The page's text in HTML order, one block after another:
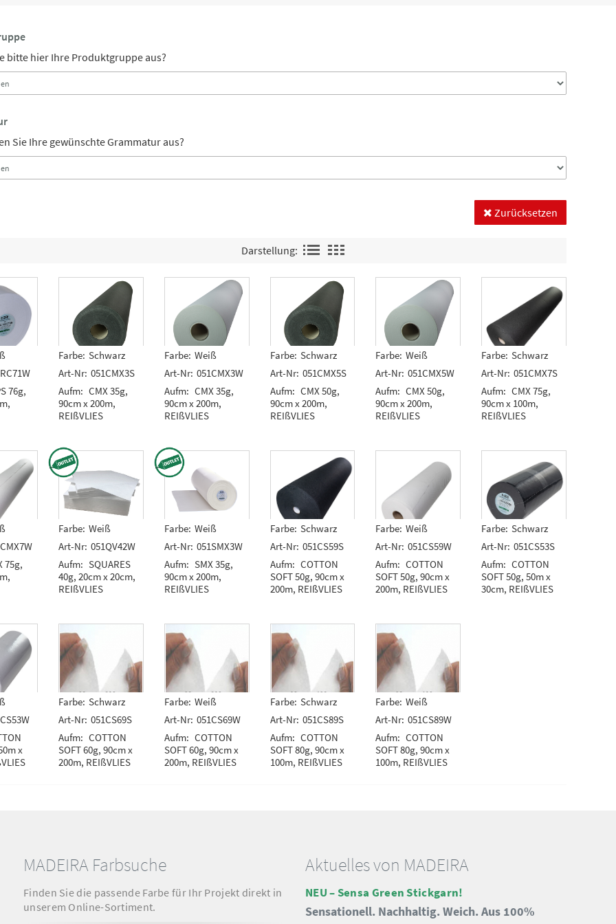
bitte hier Ihre Produktgruppe aus?
Sie Ihre gewünschte Grammatur aus?
Zurücksetzen
Darstellung:
76g,
Farbe: Schwarz
Art-Nr: 051CMX3S
Aufm: CMX 35g,
90cm x 200m,
REIßVLIES
Farbe: Weiß
Art-Nr: 051CMX3W
Aufm: CMX 35g,
90cm x 200m,
REIßVLIES
Farbe: Schwarz
Art-Nr: 051CMX5S
Aufm: CMX 50g,
90cm x 200m,
REIßVLIES
Farbe: Weiß
Art-Nr: 051CMX5W
Aufm: CMX 50g,
90cm x 200m,
REIßVLIES
Farbe: Schwarz
Art-Nr: 051CMX7S
Aufm: CMX 75g,
90cm x 100m,
REIßVLIES
75g,
Farbe: Weiß
Art-Nr: 051QV42W
Aufm: SQUARES
40g, 20cm x 20cm,
REIßVLIES
Farbe: Weiß
Art-Nr: 051SMX3W
Aufm: SMX 35g,
90cm x 200m,
REIßVLIES
Farbe: Schwarz
Art-Nr: 051CS59S
Aufm: COTTON
SOFT 50g, 90cm x
200m, REIßVLIES
Farbe: Weiß
Art-Nr: 051CS59W
Aufm: COTTON
SOFT 50g, 90cm x
200m, REIßVLIES
Farbe: Schwarz
Art-Nr: 051CS53S
Aufm: COTTON
SOFT 50g, 50m x
30cm, REIßVLIES
x
Farbe: Schwarz
Art-Nr: 051CS69S
Aufm: COTTON
SOFT 60g, 90cm x
200m, REIßVLIES
Farbe: Weiß
Art-Nr: 051CS69W
Aufm: COTTON
SOFT 60g, 90cm x
200m, REIßVLIES
Farbe: Schwarz
Art-Nr: 051CS89S
Aufm: COTTON
SOFT 80g, 90cm x
100m, REIßVLIES
Farbe: Weiß
Art-Nr: 051CS89W
Aufm: COTTON
SOFT 80g, 90cm x
100m, REIßVLIES
MADEIRA Farbsuche
Finden Sie die passende Farbe für Ihr Projekt direkt in
unserem Online-Sortiment.
Aktuelles von MADEIRA
NEU – Sensa Green Stickgarn!
Sensationell. Nachhaltig. Weich. Aus 100%